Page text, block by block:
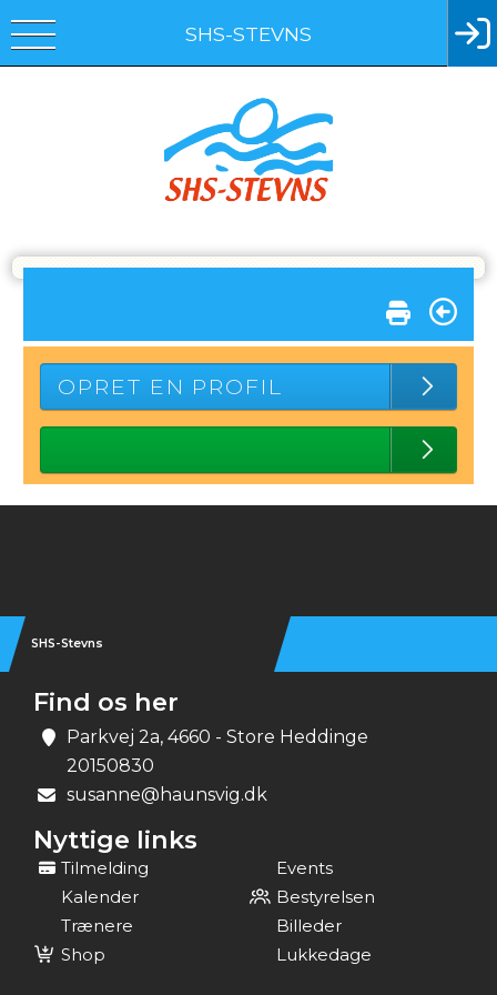
SHS-STEVNS
OPRET EN PROFIL
SHS-Stevns
Find os her
Parkvej 2a, 4660 - Store Heddinge
20150830
susanne@haunsvig.dk
Nyttige links
Tilmelding
Events
Kalender
Bestyrelsen
Trænere
Billeder
Shop
Lukkedage